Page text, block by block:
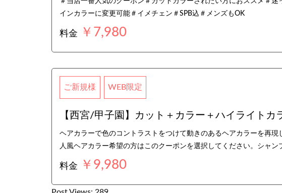
インカラーに変更可能＃イメチェン＃SPB込＃メンズもOK
料金 ￥7,980
ご新規様 WEB限定
【西宮/甲子園】カット＋カラー＋ハイライト
ヘアカラーで色のコントラストをつけて動きのあるヘアカラーを再
人風ヘアカラー希望の方はこのクーポンを選択してください。シャン
料金 ￥9,980